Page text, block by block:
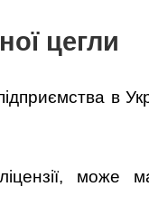
цегли
в
може